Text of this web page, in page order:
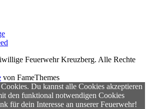
Feuerwehr Kreuzberg. Alle Rechte
von FameThemes
Du kannst alle Cookies akzeptieren
den funktional notwendigen Cookies
für dein Interesse an unserer Feuerwehr!